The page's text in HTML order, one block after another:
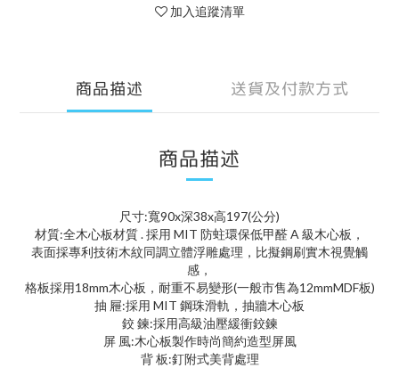
加入追蹤清單
商品描述 送貨及付款方式
商品描述
尺寸:寬90x深38x高197(公分)
材質:全木心板材質 . 採用 MIT 防蛀環保低甲醛 A 級木心板，
表面採專利技術木紋同調立體浮雕處理，比擬鋼刷實木視覺觸
感，
格板採用18mm木心板，耐重不易變形(一般市售為12mmMDF板)
抽 屜:採用 MIT 鋼珠滑軌，抽牆木心板
鉸 鍊:採用高級油壓緩衝鉸鍊
屏 風:木心板製作時尚簡約造型屏風
背 板:釘附式美背處理